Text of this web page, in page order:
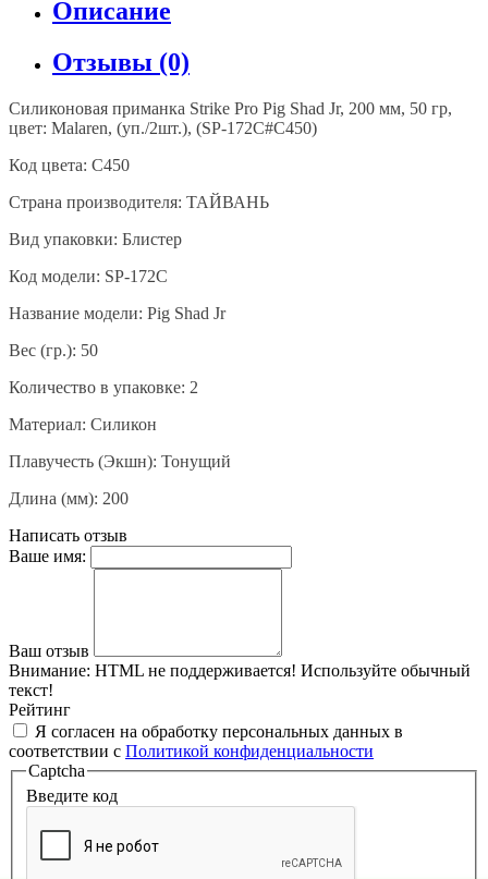
Описание
Отзывы (0)
Силиконовая приманка Strike Pro Pig Shad Jr, 200 мм, 50 гр,
цвет: Malaren, (уп./2шт.), (SP-172C#C450)
Код цвета: C450
Страна производителя: ТАЙВАНЬ
Вид упаковки: Блистер
Код модели: SP-172C
Название модели: Pig Shad Jr
Вес (гр.): 50
Количество в упаковке: 2
Материал: Силикон
Плавучесть (Экшн): Тонущий
Длина (мм): 200
Написать отзыв
Ваше имя:
Ваш отзыв
Внимание: HTML не поддерживается! Используйте обычный
текст!
Рейтинг
Я согласен на обработку персональных данных в
соответствии с Политикой конфиденциальности
Captcha
Введите код